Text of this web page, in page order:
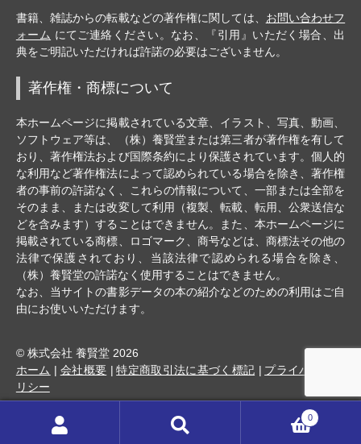
書籍、雑誌からの転載などの著作権に関しては、 お問い合わせフ
ォーム にてご連絡ください。なお、『引用』いただく場合、出
典をご明記いただければ許諾の必要はございません。
著作権・商標について
本ホームページに掲載されている文章、イラスト、写真、動画、
ソフトウェア等は、（株）養賢堂または第三者が著作権を有して
おり、著作権法および国際条約により保護されています。個人的
な利用など著作権法によって認められている場合を除き、著作権
者の事前の許諾なく、これらの情報について、一部または全部を
そのまま、または改変して利用（複製、転載、転用、公衆送信な
どを含みます）することはできません。また、本ホームページに
掲載されている商標、ロゴマーク、商号などは、商標法その他の
法律で保護されており、当該法律で認められる場合を除き、
（株）養賢堂の許諾なく使用することはできません。
なお、当サイトの書影データの本の紹介などのための利用はご自
由にお使いいただけます。
© 株式会社 養賢堂 2026
ホーム
会社概要 特定商取引法に基づく標記
プライバシーポ
リシー
0